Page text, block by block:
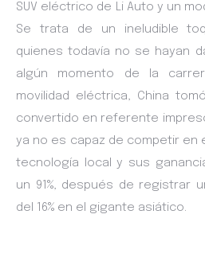
SUV eléctrico de Li Auto y un
Se trata de un ineludible
quienes todavía no se hayan
algún momento de la
movilidad eléctrica, China
convertido en referente
ya no es capaz de competir en
tecnología local y sus
un 91%, después de registrar
del 16% en el gigante asiático.